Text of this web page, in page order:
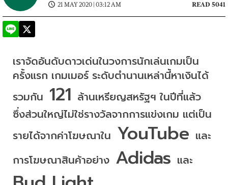
21 MAY 2020 | 03:12 AM
READ 5041
เราจัดอันดับดาวเด่นในวงการนักเล่นเกมเป็น
ครั้งแรก เกมเมอร์ ระดับตำนานเหล่านี้หาเงินได้
รวมกัน 121 ล้านเหรียญสหรัฐฯ ในปีที่แล้ว
ซึ่งส่วนใหญ่ไม่ใช่รางวัลจากการแข่งเกม แต่เป็น
รายได้จากค่าโฆษณาใน YouTube และ
การโฆษณาสินค้าอย่าง Adidas และ